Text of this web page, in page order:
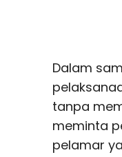
Dalam
tanpa
meminta
pelamar